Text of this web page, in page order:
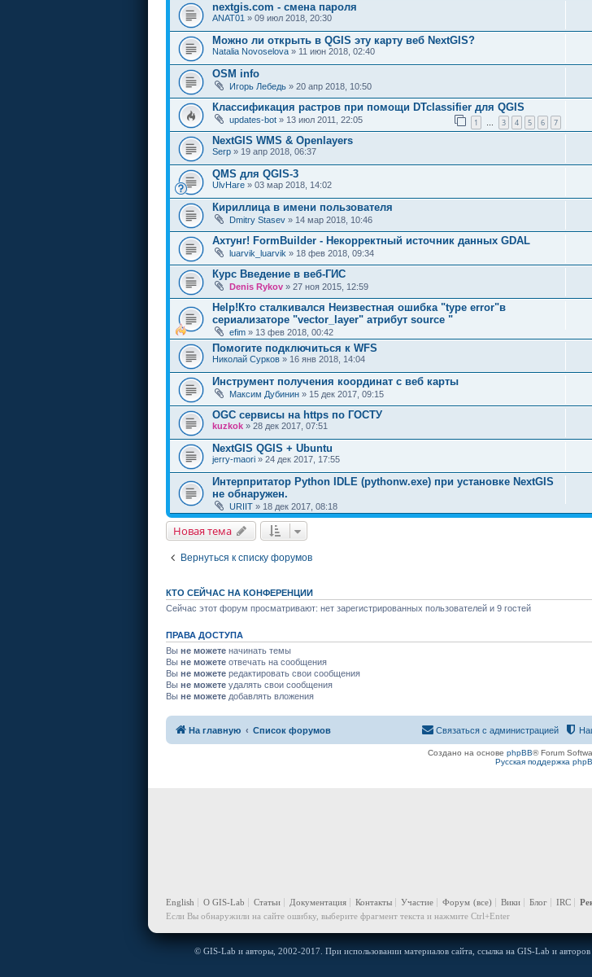
nextgis.com - смена пароля
ANAT01 » 09 июл 2018, 20:30
Можно ли открыть в QGIS эту карту веб NextGIS?
Natalia Novoselova » 11 июн 2018, 02:40
OSM info
Игорь Лебедь » 20 апр 2018, 10:50
Классификация растров при помощи DTclassifier для QGIS
updates-bot » 13 июл 2011, 22:05 1 … 3 4 5 6 7
NextGIS WMS & Openlayers
Serp » 19 апр 2018, 06:37
QMS для QGIS-3
UlvHare » 03 мар 2018, 14:02
Кириллица в имени пользователя
Dmitry Stasev » 14 мар 2018, 10:46
Ахтунг! FormBuilder - Некорректный источник данных GDAL
luarvik_luarvik » 18 фев 2018, 09:34
Курc Введение в веб-ГИС
Denis Rykov » 27 ноя 2015, 12:59
Help!Кто сталкивался Неизвестная ошибка "type error"в
сериализаторе "vector_layer" атрибут source "
efim » 13 фев 2018, 00:42
Помогите подключиться к WFS
Николай Сурков » 16 янв 2018, 14:04
Инструмент получения координат с веб карты
Максим Дубинин » 15 дек 2017, 09:15
OGC сервисы на https по ГОСТУ
kuzkok » 28 дек 2017, 07:51
NextGIS QGIS + Ubuntu
jerry-maori » 24 дек 2017, 17:55
Интерпритатор Python IDLE (pythonw.exe) при установке NextGIS
не обнаружен.
URIIT » 18 дек 2017, 08:18
Новая тема
Вернуться к списку форумов
КТО СЕЙЧАС НА КОНФЕРЕНЦИИ
Сейчас этот форум просматривают: нет зарегистрированных пользователей и 9 гостей
ПРАВА ДОСТУПА
Вы не можете начинать темы
Вы не можете отвечать на сообщения
Вы не можете редактировать свои сообщения
Вы не можете удалять свои сообщения
Вы не можете добавлять вложения
На главную Список форумов Связаться с администрацией
Создано на основе phpBB® Forum
Русская поддержка
English О GIS-Lab Статьи Документация Контакты Участие Форум (все) Вики Блог IRC
Если Вы обнаружили на сайте ошибку, выберите фрагмент текста и нажмите Ctrl+Enter
© GIS-Lab и авторы, 2002-2017. При использовании материалов сайта, ссылка на GIS-Lab и авторов